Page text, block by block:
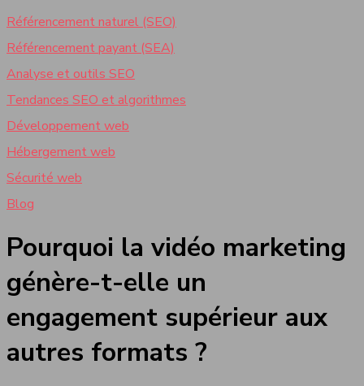
Référencement naturel (SEO)
Référencement payant (SEA)
Analyse et outils SEO
Tendances SEO et algorithmes
Développement web
Hébergement web
Sécurité web
Blog
Pourquoi la vidéo marketing
génère-t-elle un
engagement supérieur aux
autres formats ?